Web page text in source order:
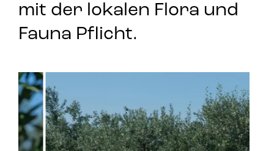
mit der lokalen Flora und
Fauna Pflicht.